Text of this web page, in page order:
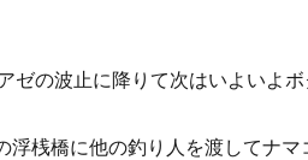
ゼの波止に降りて次はいよいよボ
浮桟橋に他の釣り人を渡してナマ